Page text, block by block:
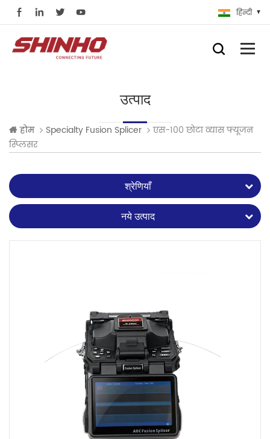
हिन्दी
उत्पाद
होम Specialty Fusion Splicer
एस-100 छोटा व्यास फ्यूजन
स्प्लिसर
श्रेणियाँ
नये उत्पाद